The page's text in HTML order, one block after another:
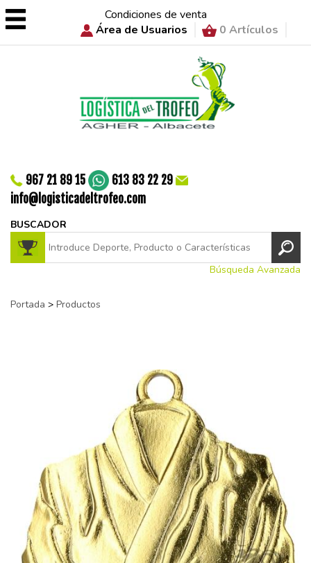
Condiciones de venta
Área de Usuarios
0 Artículos
967 21 89 15
613 83 22 29
info@logisticadeltrofeo.com
BUSCADOR
Búsqueda Avanzada
Portada > Productos